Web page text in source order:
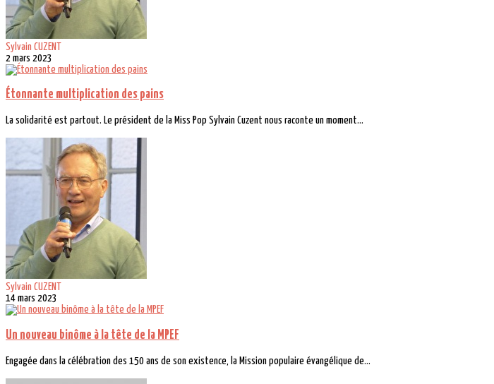
Sylvain CUZENT
2 mars 2023
Étonnante multiplication des pains
La solidarité est partout. Le président de la Miss Pop Sylvain Cuzent nous raconte un moment...
Sylvain CUZENT
14 mars 2023
Un nouveau binôme à la tête de la MPEF
Engagée dans la célébration des 150 ans de son existence, la Mission populaire évangélique de...